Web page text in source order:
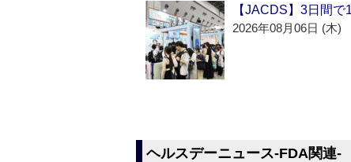
【JACDS】3日間
2026年08月06日 (木)
ヘルスデーニュース‐FDA関連‐